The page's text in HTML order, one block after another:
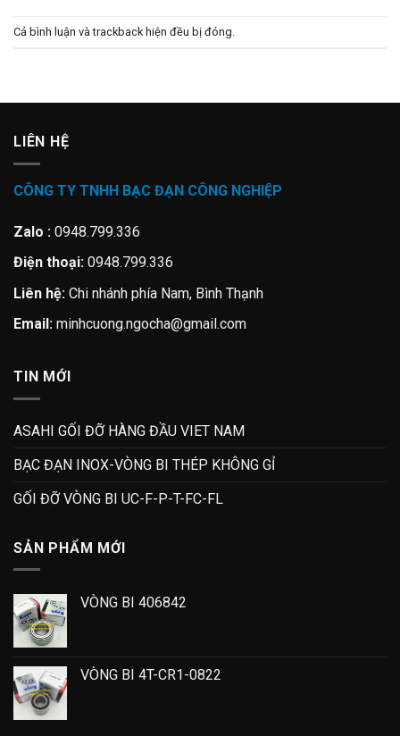
Cả bình luận và trackback hiện đều bị đóng.
LIÊN HỆ
CÔNG TY TNHH BẠC ĐẠN CÔNG NGHIỆP
Zalo : 0948.799.336
Điện thoại: 0948.799.336
Liên hệ: Chi nhánh phía Nam, Bình Thạnh
Email: minhcuong.ngocha@gmail.com
TIN MỚI
ASAHI GỐI ĐỠ HÀNG ĐẦU VIET NAM
BẠC ĐẠN INOX-VÒNG BI THÉP KHÔNG GỈ
GỐI ĐỠ VÒNG BI UC-F-P-T-FC-FL
SẢN PHẨM MỚI
VÒNG BI 406842
VÒNG BI 4T-CR1-0822